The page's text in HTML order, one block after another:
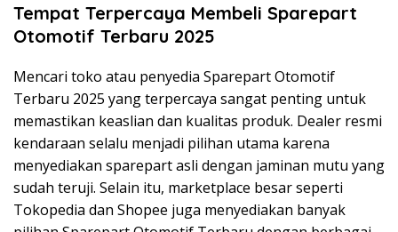
Tempat Terpercaya Membeli Sparepart
Otomotif Terbaru 2025
Mencari toko atau penyedia Sparepart Otomotif
Terbaru 2025 yang terpercaya sangat penting untuk
memastikan keaslian dan kualitas produk. Dealer resmi
kendaraan selalu menjadi pilihan utama karena
menyediakan sparepart asli dengan jaminan mutu yang
sudah teruji. Selain itu, marketplace besar seperti
Tokopedia dan Shopee juga menyediakan banyak